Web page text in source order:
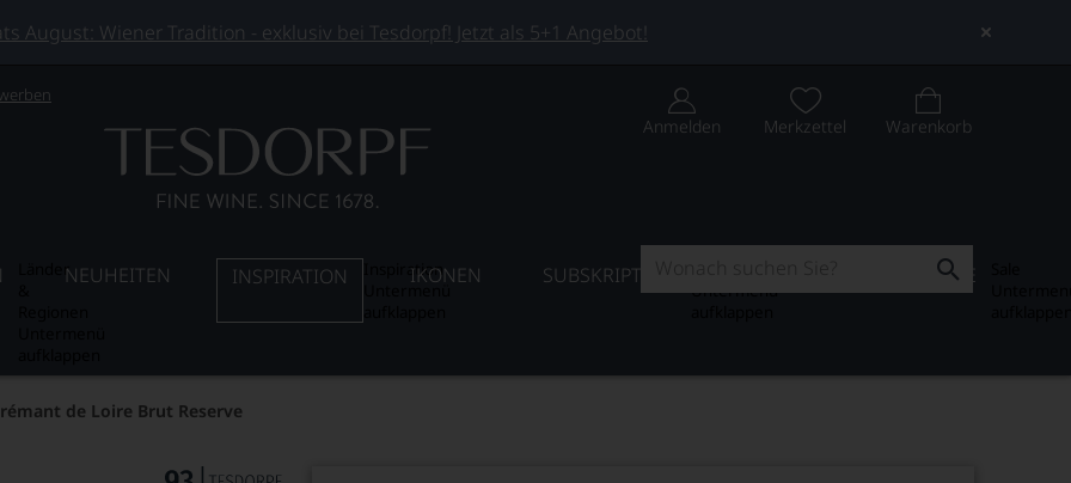
August: Wiener Tradition - exklusiv bei Tesdorpf! Jetzt als 5+1 Angebot!
Anmelden Merkzettel Warenkorb
LänderNEUHEITEN INSPIRATION
InspirationIKONEN SUBSKRIPTION
Untermenü
SALE
de Loire Brut Reserve